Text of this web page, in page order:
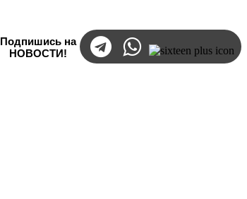
Подпишись на
НОВОСТИ!